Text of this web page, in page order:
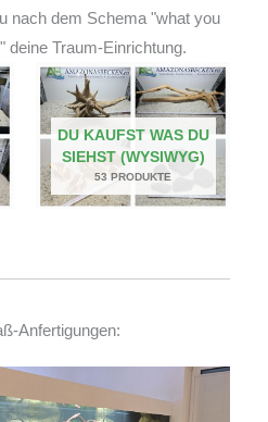
nach dem Schema "what you
deine Traum-Einrichtung.
DU KAUFST WAS DU
SIEHST (WYSIWYG)
53 PRODUKTE
Anfertigungen: